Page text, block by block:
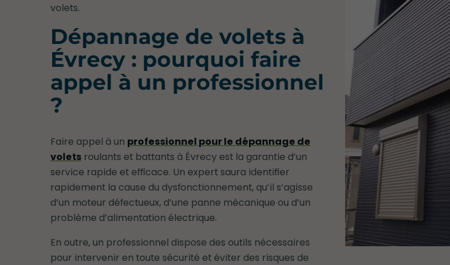
volets.
Dépannage de volets à
Évrecy : pourquoi faire
appel à un professionnel
?
Faire appel à un professionnel pour le dépannage de
voletsroulants et battants à Évrecy est la garantie d’un
service rapide et efficace. Un expert saura identifier
rapidement la cause du dysfonctionnement, qu’il s’agisse
d’un moteur défectueux, d’une panne mécanique ou d’un
problème d’alimentation électrique.
En outre, un professionnel dispose des outils nécessaires
pour intervenir en toute sécurité et éviter des risques de